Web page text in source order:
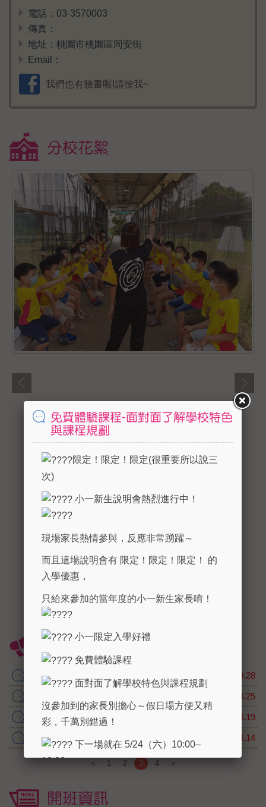
電話：03-3570003
傳真：
地址：桃園市桃園區同安街
Email：
我們也有臉書喔!請按我~
分校花絮
最新消息
作文班熱烈招生中 2017.09.28
2017.04.25
4/22(六)小一說明會 2017.04.19
106年小一正音班開始報名 2017.04.14
< 1 2 3 4 >
開班資訊
免費體驗課程-面對面了解學校特色
與課程規劃
限定！限定！限定(很重要所以說三
次)
小一新生說明會熱烈進行中！
現場家長熱情參與，反應非常踴躍～
而且這場說明會有 限定！限定！限定！ 的
入學優惠，
只給來參加的當年度的小一新生家長唷！
小一限定入學好禮
免費體驗課程
面對面了解學校特色與課程規劃
沒參加到的家長別擔心～假日場方便又精
彩，千萬別錯過！
下一場就在 5/24（六）10:00–
12:00，
放中！